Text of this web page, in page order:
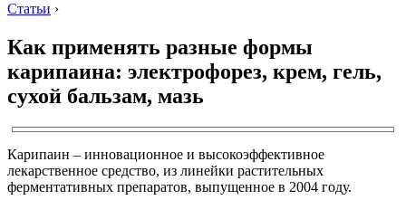
Статьи ›
Как применять разные формы
карипаина: электрофорез, крем, гель,
сухой бальзам, мазь
Карипаин – инновационное и высокоэффективное
лекарственное средство, из линейки растительных
ферментативных препаратов, выпущенное в 2004 году.